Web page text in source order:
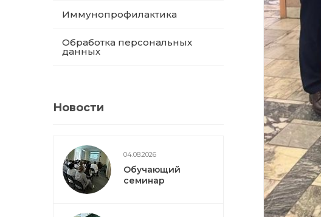
Иммунопрофилактика
Обработка персональных
данных
Новости
04.08.2026
Обучающий
семинар